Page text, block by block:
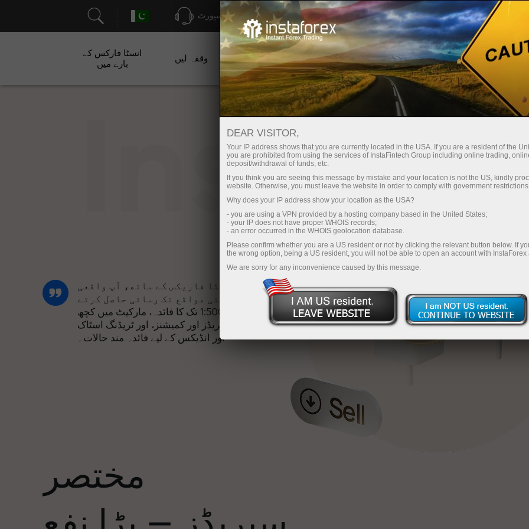
سپورٹ فوری اکاونٹ کھولیں تجارتی پلیٹ فارم
آموز کے لیے
سرمایہ کاروں کے
لیے
شراکت داروں کے
لئے
مہمات وقفہ لیں
انسٹا فارکس کے
بارے میں
انسٹا فاریکس کے ساتھ، آپ واقعی
مسابقتی مواقع تک رسائی حاصل کرتے
ہیں: 1:5000 تک کا فائدہ، مارکیٹ میں کچھ
بہترین اسپریڈز اور کمیشنز، اور ٹریڈنگ اسٹاک
اور انڈیکس کے لیے فائدہ مند حالات۔
جیسی قدروں کا اشتراک کرتی ہے۔ ایلس
لوپرائس ٹریڈنگ کی دنیا میں ڈرائیو
مختصر
DEAR VISITOR,
Your IP address shows that you are currently located in the USA. If you are a resident of the
you are prohibited from using the services of InstaFintech Group including online trading,
deposit/withdrawal of funds, etc.
If you think you are seeing this message by mistake and your location is not the US, kindly
website. Otherwise, you must leave the website in order to comply with government
Why does your IP address show your location as the USA?
- you are using a VPN provided by a hosting company based in the United States;
- your IP does not have proper WHOIS records;
- an error occurred in the WHOIS geolocation database.
Please confirm whether you are a US resident or not by clicking the relevant button below. If
the wrong option, being a US resident, you will not be able to open an account with InstaForex
We are sorry for any inconvenience caused by this message.